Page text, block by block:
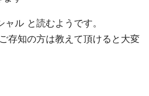
ル と読むようです。
存知の方は教えて頂けると大変